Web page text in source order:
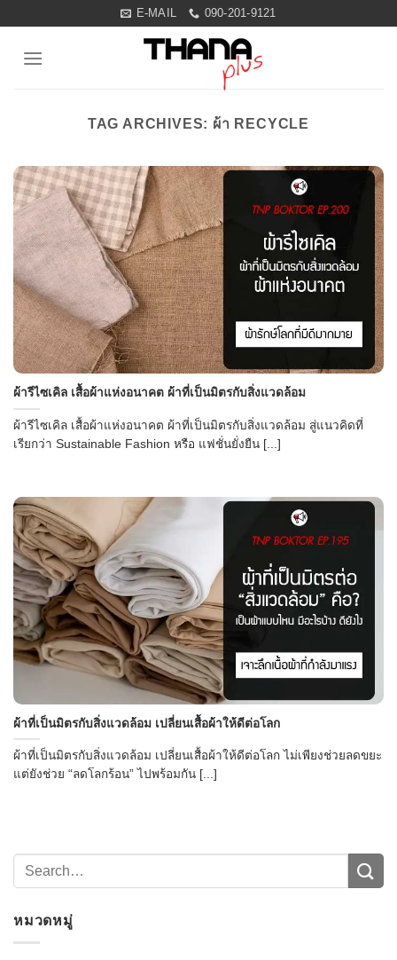
content
E-MAIL 090-201-9121
TAG ARCHIVES: ผ้า RECYCLE
ผ้ารีไซเคิล เสื้อผ้าแห่งอนาคต ผ้าที่เป็นมิตรกับสิ่งแวดล้อม
ผ้ารีไซเคิล เสื้อผ้าแห่งอนาคต ผ้าที่เป็นมิตรกับสิ่งแวดล้อม สู่แนวคิดที่
เรียกว่า Sustainable Fashion หรือ แฟชั่นยั่งยืน [...]
ผ้าที่เป็นมิตรกับสิ่งแวดล้อม เปลี่ยนเสื้อผ้าให้ดีต่อโลก
ผ้าที่เป็นมิตรกับสิ่งแวดล้อม เปลี่ยนเสื้อผ้าให้ดีต่อโลก ไม่เพียงช่วยลดขยะ
แต่ยังช่วย “ลดโลกร้อน” ไปพร้อมกัน [...]
หมวดหมู่